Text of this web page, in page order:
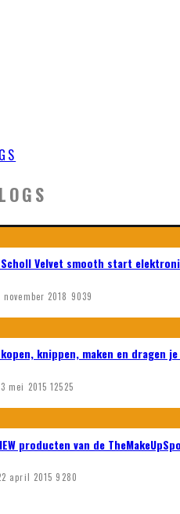
Velvet smooth start
2018 9039
knippen, maken en dragen
mei 2015 12525
producten van de
april 2015 9280